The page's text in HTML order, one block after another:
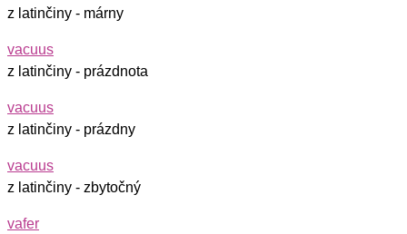
z latinčiny - márny
vacuus
z latinčiny - prázdnota
vacuus
z latinčiny - prázdny
vacuus
z latinčiny - zbytočný
vafer